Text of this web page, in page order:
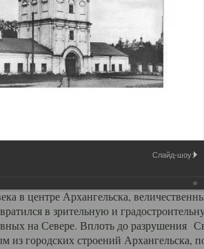
собор
в большей мере, чем другие
разрушений, в результате
всего по старому Архангельску
особую силу в конце 20 –х годов.
губернии - ансамбля
Архангельска,
в зрительную и
на Севере. Вплоть до разрушения
из городских строений Архангельска,
Слайд-шоу: